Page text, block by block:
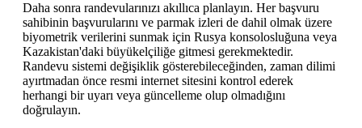
Daha sonra randevularınızı akıllıca planlayın. Her başvuru
sahibinin başvurularını ve parmak izleri de dahil olmak üzere
biyometrik verilerini sunmak için Rusya konsolosluğuna veya
Kazakistan'daki büyükelçiliğe gitmesi gerekmektedir.
Randevu sistemi değişiklik gösterebileceğinden, zaman dilimi
ayırtmadan önce resmi internet sitesini kontrol ederek
herhangi bir uyarı veya güncelleme olup olmadığını
doğrulayın.